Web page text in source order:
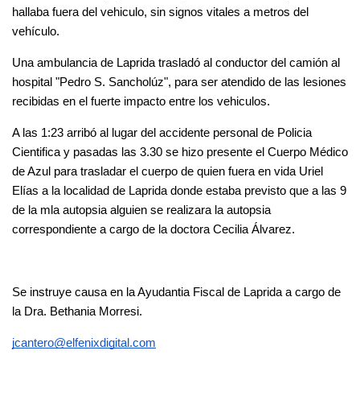
hallaba fuera del vehiculo, sin signos vitales a metros del
vehículo.
Una ambulancia de Laprida trasladó al conductor del camión al
hospital "Pedro S. Sancholúz", para ser atendido de las lesiones
recibidas en el fuerte impacto entre los vehiculos.
A las 1:23 arribó al lugar del accidente personal de Policia
Cientifica y pasadas las 3.30 se hizo presente el Cuerpo Médico
de Azul para trasladar el cuerpo de quien fuera en vida Uriel
Elías a la localidad de Laprida donde estaba previsto que a las 9
de la mla autopsia alguien se realizara la autopsia
correspondiente a cargo de la doctora Cecilia Álvarez.
Se instruye causa en la Ayudantia Fiscal de Laprida a cargo de
la Dra. Bethania Morresi.
jcantero@elfenixdigital.com